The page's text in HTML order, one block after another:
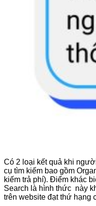
Có 2 loại kết quả khi
cụ tìm kiếm bao gồm
kiếm trả phí). Điểm khác
Search là hình thức này
trên website đạt thứ hạng